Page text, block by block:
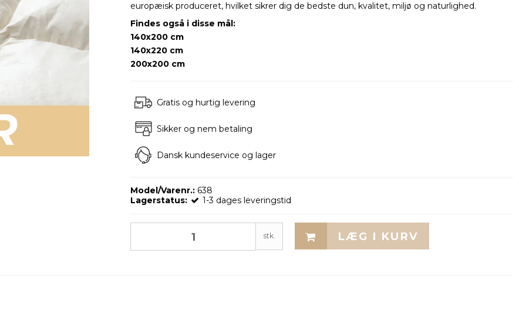
europæisk produceret, hvilket sikrer dig de bedste dun, kvalitet, miljø og naturlighed.
Findes også i disse mål:
140x200 cm
140x220 cm
200x200 cm
Gratis og hurtig levering
Sikker og nem betaling
Dansk kundeservice og lager
Model/Varenr.: 638
Lagerstatus:
1-3 dages leveringstid
stk. LÆG I KURV